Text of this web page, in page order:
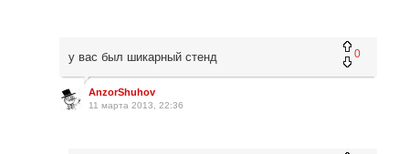
0
у вас был шикарный стенд
AnzorShuhov
11 марта 2013, 22:36